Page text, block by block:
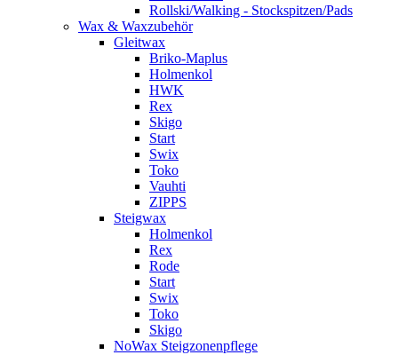
Rollski/Walking - Stockspitzen/Pads
Wax & Waxzubehör
Gleitwax
Briko-Maplus
Holmenkol
HWK
Rex
Skigo
Start
Swix
Toko
Vauhti
ZIPPS
Steigwax
Holmenkol
Rex
Rode
Start
Swix
Toko
Skigo
NoWax Steigzonenpflege